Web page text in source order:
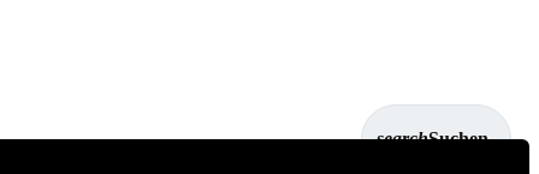
searchSuchen